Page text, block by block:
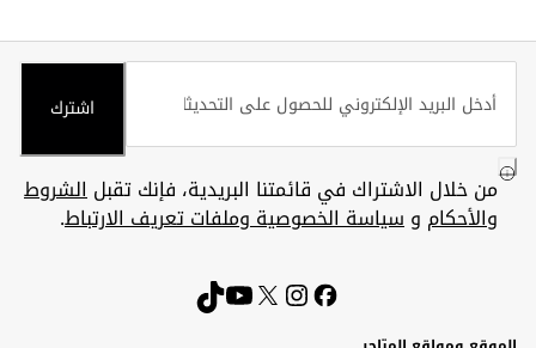
اشترك
من خلال الاشتراك في قائمتنا البريدية، فإنك تقبلالشروط
والأحكام وسياسة الخصوصية وملفات تعريف الارتباط.